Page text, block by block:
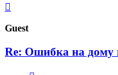
Guest
Re: Ошибка на дому